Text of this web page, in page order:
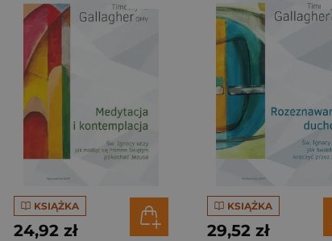
KSIĄŻKA
24,92 zł
KSIĄŻKA
29,52 zł